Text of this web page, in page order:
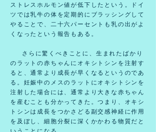
ストレスホルモン値が低下したという。ドイ
ツでは乳牛の体を定期的にブラッシングして
やることで、二十六パーセントも乳の出がよ
くなったという報告もある。
さらに驚くべきことに、生まれたばかり
のラットの赤ちゃんにオキシトシンを注射す
ると、通常より成長が早くなるというのであ
る。妊娠中のメスのラットにオキシトシンを
注射した場合には、通常より大きな赤ちゃん
を産むことも分かってきた。つまり、オキシ
トシンは成長をつかさどる副交感神経に作用
を及ぼし、細胞分裂に深くかかわる物質だと